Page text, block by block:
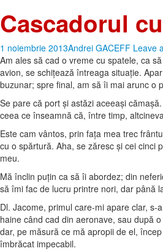
Cascadorul
1 noiembrie 2013Andrei GACEFF Leave
Am ales să cad o vreme cu spatele, ca
avion, se schiţează întreaga situaţie.
buzunar; spre final, am să îi mai arunc o
Se pare că port şi astăzi aceeaşi
ceea ce înseamnă că, între timp,
Este cam vântos, prin faţa mea trec
cu o spărtură. Aha, se zăresc şi cei cinci
meu.
Mă înclin puţin ca să îi abordez; din
să îmi fac de lucru printre nori, dar până
Dl. Jacome, primul care-mi apare clar,
haine când cad din aeronave, sau după
dar, pe măsură ce mă apropii de el,
îmbrăcat impecabil.